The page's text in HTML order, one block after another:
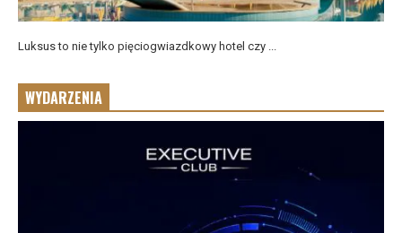
Luksus to nie tylko pięciogwiazdkowy hotel czy ...
WYDARZENIA